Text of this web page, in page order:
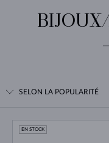
SELON LA POPULARITÉ
EN STOCK